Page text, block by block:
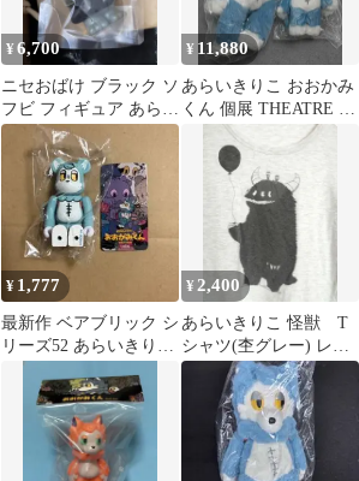
¥6,700
ニセおばけ ブラック ソ
フビ フィギュア あらい
きりこ メディコムトイ
¥ 11,880
あらいきりこ おおかみ
くん 個展 THEATRE ぬ
いぐるみ マスコット
¥ 1,777
最新作 ベアブリック シ
リーズ52 あらいきりこ
おおかみくん
¥ 2,400
あらいきりこ 怪獣 T
シャツ(杢グレー) レデ
ィースM 古着 おおかみ